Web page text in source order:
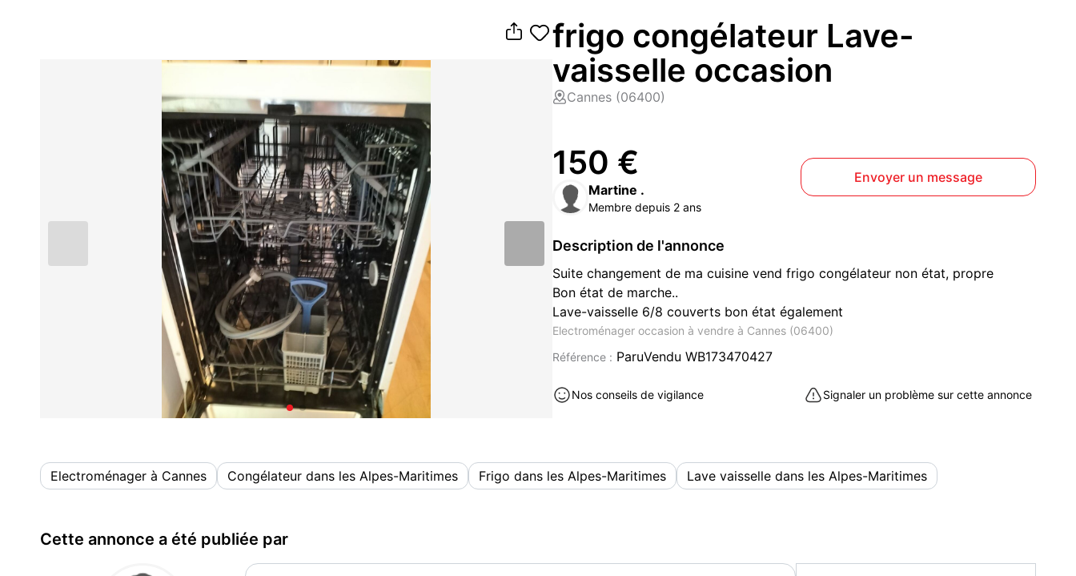
frigo congélateur Lave-
vaisselle occasion
Cannes (06400)
150 €
Martine .
Membre depuis 2 ans
Envoyer un message
Description de l'annonce
Suite changement de ma cuisine vend frigo congélateur non état, propre
Bon état de marche..
Lave-vaisselle 6/8 couverts bon état également
Electroménager occasion à vendre à Cannes (06400)
Référence : ParuVendu WB173470427
Nos conseils de vigilance Signaler un problème sur cette annonce
Electroménager à Cannes Congélateur dans les Alpes-Maritimes Frigo dans les Alpes-Maritimes Lave vaisselle dans les Alpes-Maritimes
Cette annonce a été publiée par